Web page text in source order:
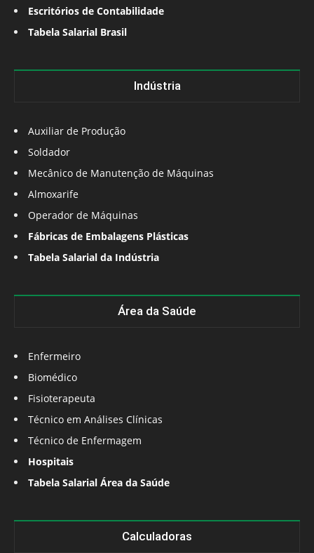
Escritórios de Contabilidade
Tabela Salarial Brasil
Indústria
Auxiliar de Produção
Soldador
Mecânico de Manutenção de Máquinas
Almoxarife
Operador de Máquinas
Fábricas de Embalagens Plásticas
Tabela Salarial da Indústria
Área da Saúde
Enfermeiro
Biomédico
Fisioterapeuta
Técnico em Análises Clínicas
Técnico de Enfermagem
Hospitais
Tabela Salarial Área da Saúde
Calculadoras